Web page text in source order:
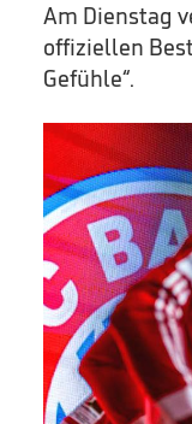
Am Dienstag
offiziellen
Gefühle“.